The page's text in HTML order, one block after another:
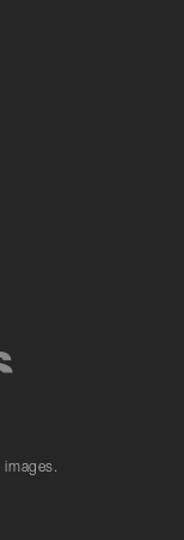
images.